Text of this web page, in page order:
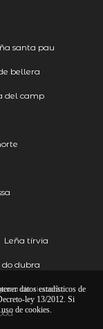
santa pau
bellera
del camp
Leña tírvia
do dubra
de riucorb
datos estadísticos de
ley 13/2012. Si
de cookies.